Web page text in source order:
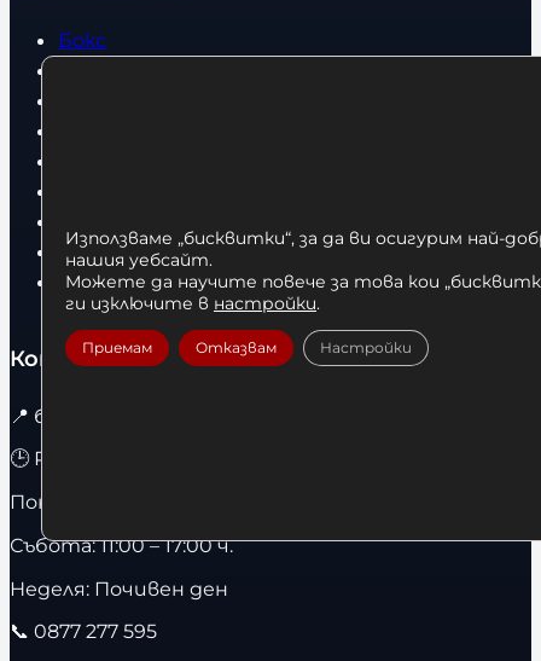
Бокс
Бягащи пътеки
Велоергометри
Контакти
📍 бул. Христо Ботев 67 гр. София / 1303
🕒 Работно Време :
Понеделник – Петък: 10:00 – 19:00 ч.
Събота: 11:00 – 17:00 ч.
Неделя: Почивен ден
📞 0877 277 595
Използваме „бисквитки“, за да ви осигурим най-
нашия уебсайт.
Можете да научите повече за това кои
ги изключите в настройки.
Приемам Отказвам Настройки